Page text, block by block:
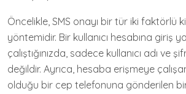
Öncelikle, SMS onayı bir tür iki faktörlü
yöntemidir. Bir kullanıcı hesabına giriş
çalıştığınızda, sadece kullanıcı adı ve
değildir. Ayrıca, hesaba erişmeye
olduğu bir cep telefonuna gönderilen